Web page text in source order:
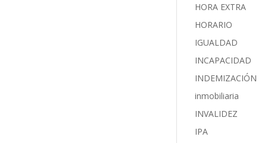
HORA EXTRA
HORARIO
IGUALDAD
INCAPACIDAD
INDEMIZACIÓN
inmobiliaria
INVALIDEZ
IPA